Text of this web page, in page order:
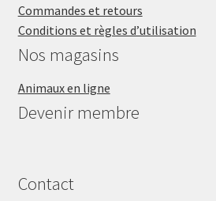
Commandes et retours
Conditions et règles d’utilisation
Nos magasins
Animaux en ligne
Devenir membre
Contact